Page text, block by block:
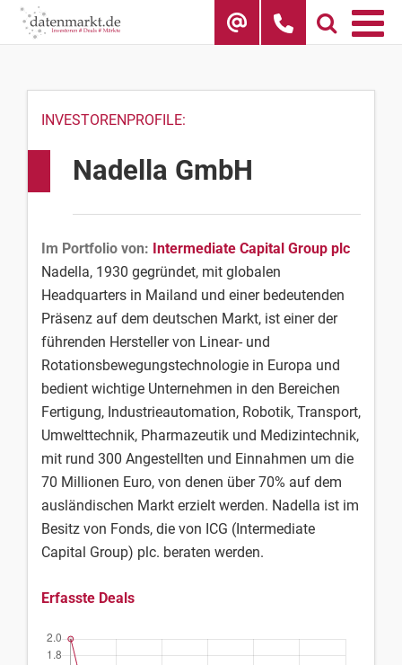
Skip
INVESTORENPROFILE:
Nadella GmbH
Im Portfolio von: Intermediate Capital Group plc
Nadella, 1930 gegründet, mit globalen
Headquarters in Mailand und einer bedeutenden
Präsenz auf dem deutschen Markt, ist einer der
führenden Hersteller von Linear- und
Rotationsbewegungstechnologie in Europa und
bedient wichtige Unternehmen in den Bereichen
Fertigung, Industrieautomation, Robotik, Transport,
Umwelttechnik, Pharmazeutik und Medizintechnik,
mit rund 300 Angestellten und Einnahmen um die
70 Millionen Euro, von denen über 70% auf dem
ausländischen Markt erzielt werden. Nadella ist im
Besitz von Fonds, die von ICG (Intermediate
Capital Group) plc. beraten werden.
Erfasste Deals